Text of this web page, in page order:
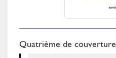
Quatrième de couverture